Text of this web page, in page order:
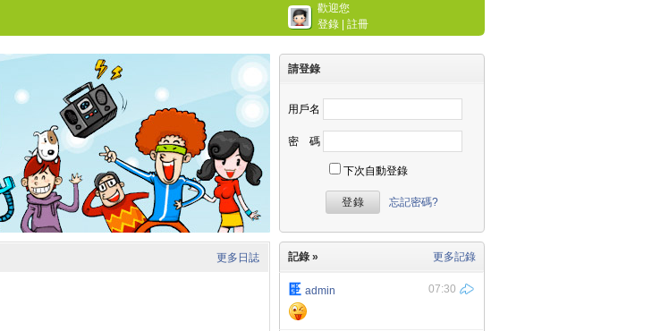
歡迎您
登錄
註冊
請登錄
用戶名
密 碼
下次自動登錄
忘記密碼?
更多日誌 更多記錄
記錄 »
07:30
admin